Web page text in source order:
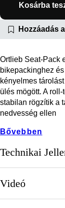
Kosárba
Hozzáadás
Ortlieb Seat-Pack
bikepackinghez
kényelmes
ülés mögött. A
stabilan rögzítik a
nedvesség ellen
Bővebben
Technikai
Videó